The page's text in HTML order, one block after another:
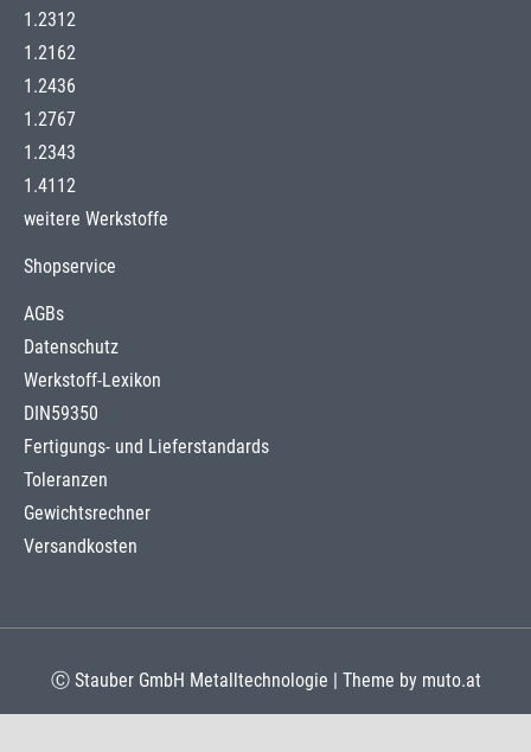
1.2312
1.2162
1.2436
1.2767
1.2343
1.4112
weitere Werkstoffe
Shopservice
AGBs
Datenschutz
Werkstoff-Lexikon
DIN59350
Fertigungs- und Lieferstandards
Toleranzen
Gewichtsrechner
Versandkosten
Ⓒ Stauber GmbH Metalltechnologie | Theme by muto.at